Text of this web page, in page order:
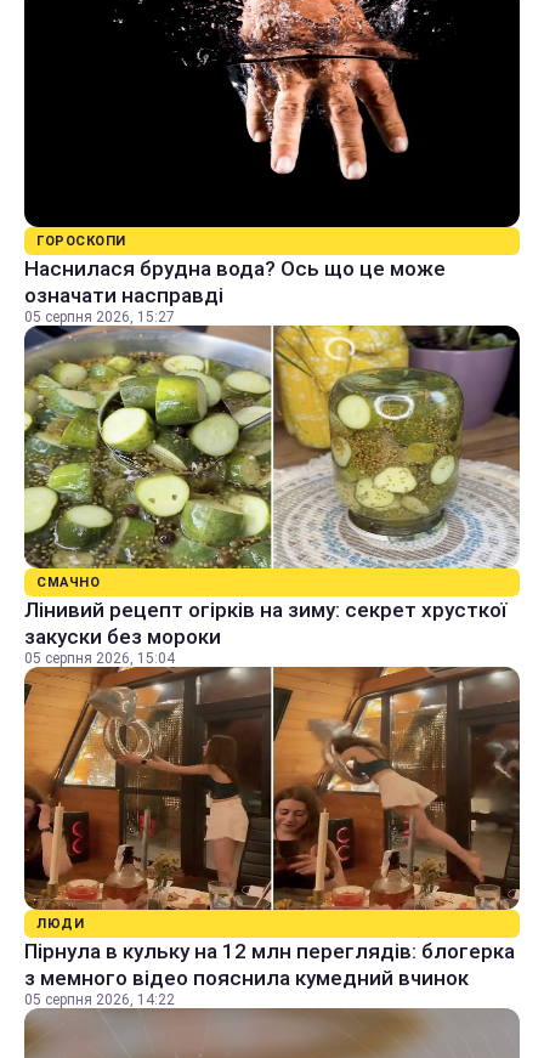
ГОРОСКОПИ
Наснилася брудна вода? Ось що це може
означати насправді
05 серпня 2026, 15:27
СМАЧНО
Лінивий рецепт огірків на зиму: секрет хрусткої
закуски без мороки
05 серпня 2026, 15:04
ЛЮДИ
Пірнула в кульку на 12 млн переглядів: блогерка
з мемного відео пояснила кумедний вчинок
05 серпня 2026, 14:22